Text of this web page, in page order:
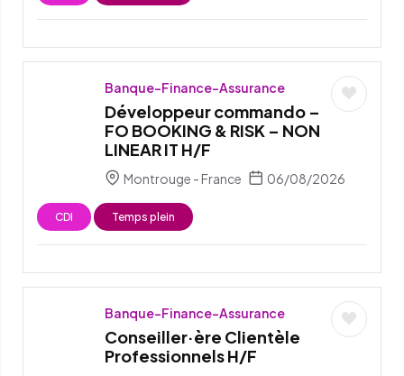
Banque-Finance-Assurance
Développeur commando –
FO BOOKING & RISK – NON
LINEAR IT H/F
Montrouge - France 06/08/2026
CDI Temps plein
Banque-Finance-Assurance
Conseiller·ère Clientèle
Professionnels H/F